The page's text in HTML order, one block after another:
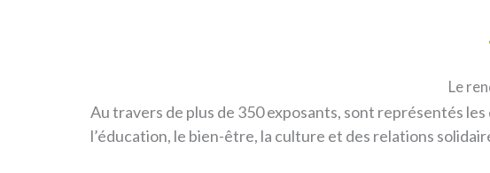
Le
Au travers de plus de 350 exposants, sont représentés
l’éducation, le bien-être, la culture et des relations